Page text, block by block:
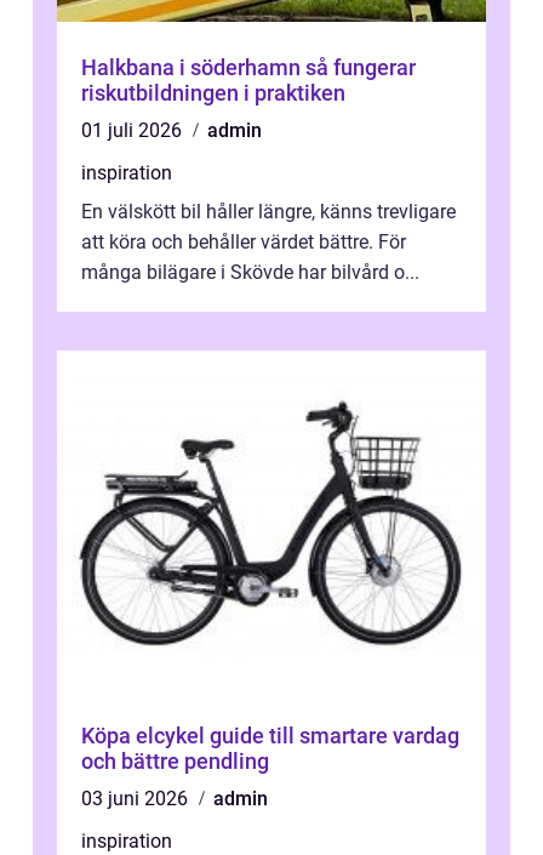
Halkbana i söderhamn så fungerar
riskutbildningen i praktiken
01 juli 2026
admin
inspiration
En välskött bil håller längre, känns trevligare
att köra och behåller värdet bättre. För
många bilägare i Skövde har bilvård o...
Köpa elcykel guide till smartare vardag
och bättre pendling
03 juni 2026
admin
inspiration